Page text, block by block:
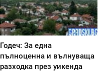
Годеч: За една
пълноценна и вълнуваща
разходка през уикенда